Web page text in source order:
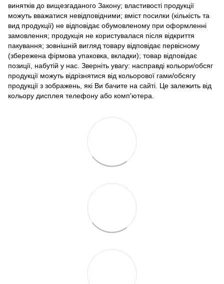
винятків до вищезгаданого Закону; властивості продукції
можуть вважатися невідповідними; вміст посилки (кількість та
вид продукції) не відповідає обумовленому при оформленні
замовлення; продукція не користувалася після відкриття
пакування; зовнішній вигляд товару відповідає первісному
(збережена фірмова упаковка, вкладки); товар відповідає
позиції, набутій у нас. Зверніть увагу: насправді кольори/обсяг
продукції можуть відрізнятися від кольорової гами/обсягу
продукції з зображень, які Ви бачите на сайті. Це залежить від
кольору дисплея телефону або комп'ютера.